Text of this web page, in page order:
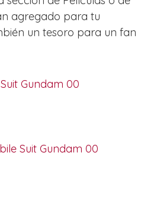
agregado para tu
un tesoro para un fan
Gundam 00
Suit Gundam 00